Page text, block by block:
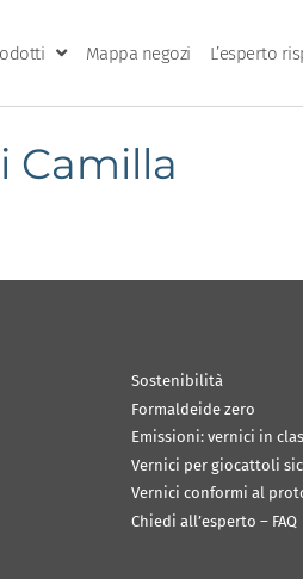
Mappa negozi L’esperto
Camilla
Sostenibilità
Formaldeide zero
Emissioni: vernici in
Vernici per giocattoli
Vernici conformi al
Chiedi all’esperto – FAQ